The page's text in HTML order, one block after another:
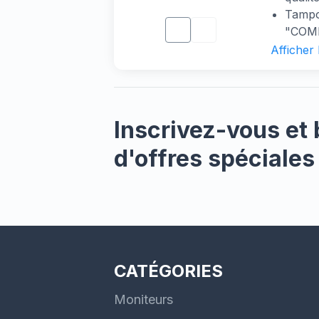
sa
une
en
Taille
Afficher
Inscrivez-vous et
d'offres
CATÉGORIES
Moniteurs